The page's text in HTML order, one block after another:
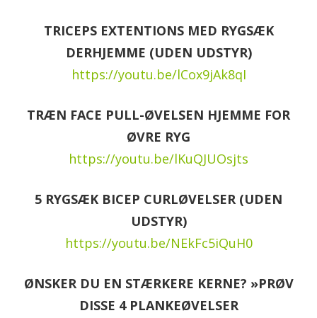
TRICEPS EXTENTIONS MED RYGSÆK
DERHJEMME (UDEN UDSTYR)
https://youtu.be/lCox9jAk8qI
TRÆN FACE PULL-ØVELSEN HJEMME FOR
ØVRE RYG
https://youtu.be/lKuQJUOsjts
5 RYGSÆK BICEP CURLØVELSER (UDEN
UDSTYR)
https://youtu.be/NEkFc5iQuH0
ØNSKER DU EN STÆRKERE KERNE? »PRØV
DISSE 4 PLANKEØVELSER